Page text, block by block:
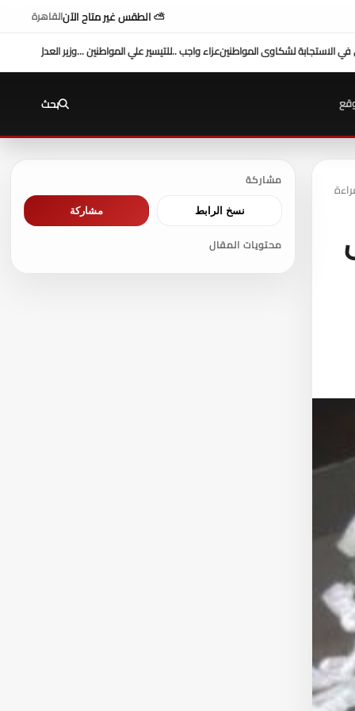
⛅ الطقس غير متاح الآنالقاهرة
د. طه محمد أبو الشيخ يكتب :علي المواطنين ...وزير العدل يفتتح محكمة بورفؤاد الجزئية
بحث
مشاركة
نسخ الرابط مشاركة
محتويات المقال